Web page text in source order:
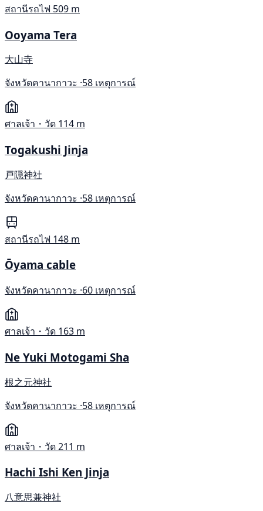
สถานีรถไฟ 509 m
Ooyama Tera
大山寺
จังหวัดคานากาวะ ·58 เหตุการณ์
ศาลเจ้า・วัด 114 m
Togakushi Jinja
戸隠神社
จังหวัดคานากาวะ ·58 เหตุการณ์
สถานีรถไฟ 148 m
Ōyama cable
จังหวัดคานากาวะ ·60 เหตุการณ์
ศาลเจ้า・วัด 163 m
Ne Yuki Motogami Sha
根之元神社
จังหวัดคานากาวะ ·58 เหตุการณ์
ศาลเจ้า・วัด211 m
Hachi Ishi Ken Jinja
八意思兼神社